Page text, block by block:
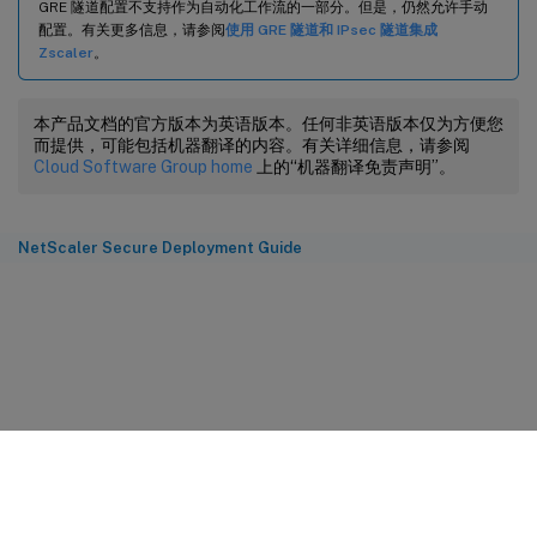
GRE 隧道配置不支持作为自动化工作流的一部分。但是，仍然允许手动
配置。有关更多信息，请参阅使用 GRE 隧道和 IPsec 隧道集成
Zscaler。
本产品文档的官方版本为英语版本。任何非英语版本仅为方便您
而提供，可能包括机器翻译的内容。有关详细信息，请参阅
Cloud Software Group home 上的“机器翻译免责声明”。
NetScaler Secure Deployment Guide